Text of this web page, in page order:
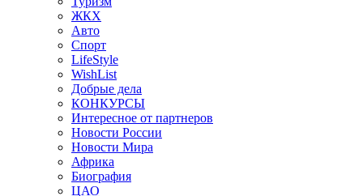
ЖКХ
Авто
Спорт
LifeStyle
WishList
Добрые дела
КОНКУРСЫ
Интересное от партнеров
Новости России
Новости Мира
Африка
Биография
ЦАО